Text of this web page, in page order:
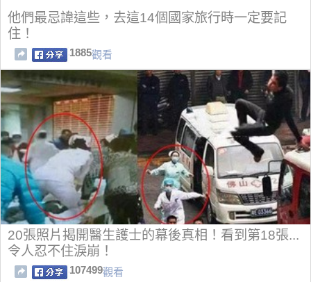
他們最忌諱這些，去這14個國家旅行時一定要記
住！
1885觀看
20張照片揭開醫生護士的幕後真相！看到第18張...
令人忍不住淚崩！
107499觀看